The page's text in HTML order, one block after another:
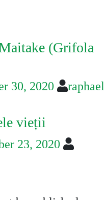
(Grifola
30, 2020 raphael
vieții
23, 2020